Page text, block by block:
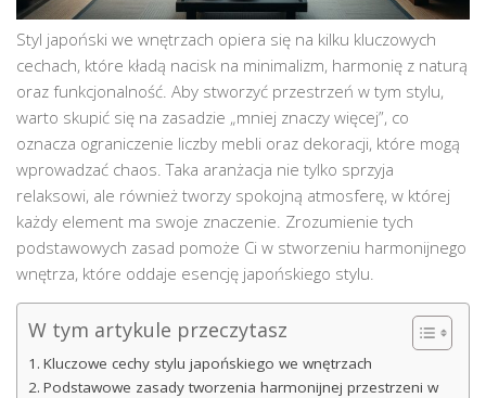
Styl japoński we wnętrzach opiera się na kilku kluczowych
cechach, które kładą nacisk na minimalizm, harmonię z naturą
oraz funkcjonalność. Aby stworzyć przestrzeń w tym stylu,
warto skupić się na zasadzie „mniej znaczy więcej”, co
oznacza ograniczenie liczby mebli oraz dekoracji, które mogą
wprowadzać chaos. Taka aranżacja nie tylko sprzyja
relaksowi, ale również tworzy spokojną atmosferę, w której
każdy element ma swoje znaczenie. Zrozumienie tych
podstawowych zasad pomoże Ci w stworzeniu harmonijnego
wnętrza, które oddaje esencję japońskiego stylu.
W tym artykule przeczytasz
Kluczowe cechy stylu japońskiego we wnętrzach
Podstawowe zasady tworzenia harmonijnej przestrzeni w